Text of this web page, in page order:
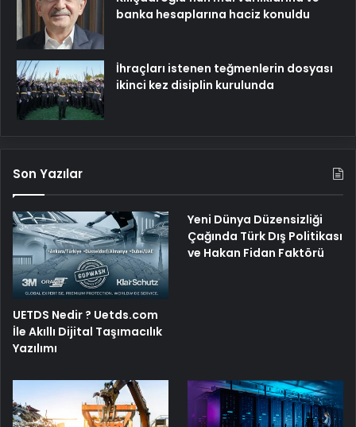
banka hesaplarına haciz konuldu
İhraçları istenen teğmenlerin dosyası
ikinci kez disiplin kurulunda
Son Yazılar
UETDS Nedir ? Uetds.com
İle Akıllı Dijital Taşımacılık
Yazılımı
Yeni Dünya Düzensizliği
Çağında Türk Dış Politikası
ve Hakan Fidan Faktörü